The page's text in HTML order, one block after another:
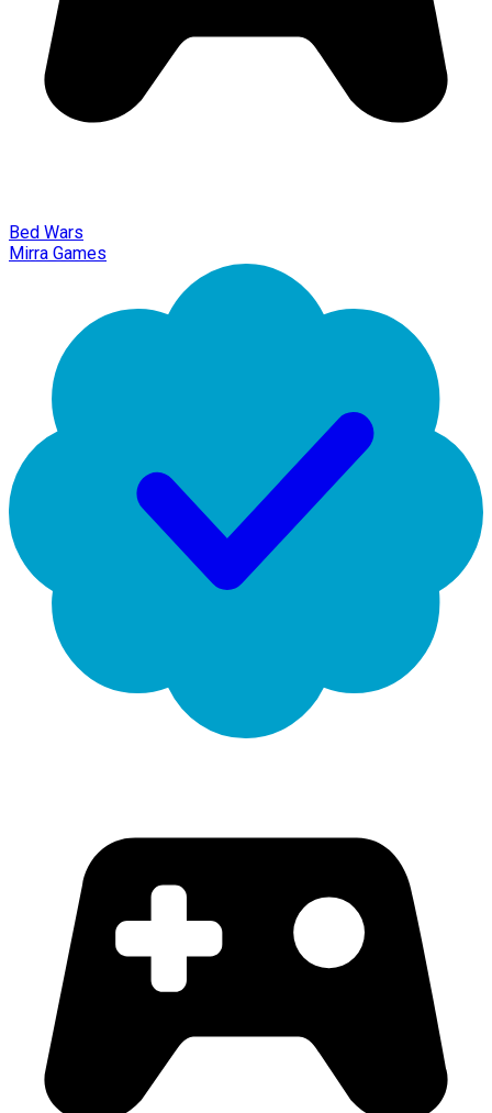
Bed Wars
Mirra Games